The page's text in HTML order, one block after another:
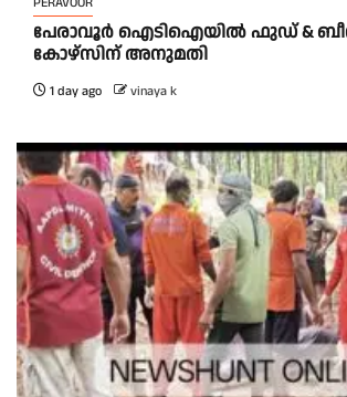
പേരാവൂർ ഐടിഐയിൽ ഫുഡ് &
കോഴ്സിന് അനുമതി
1 day ago vinaya k